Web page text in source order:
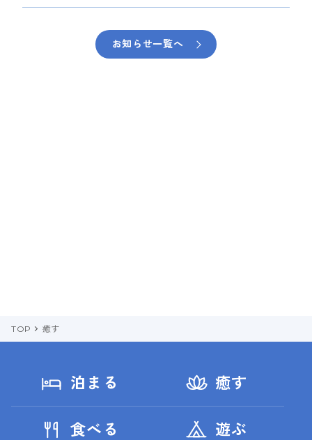
お知らせ一覧へ
TOP 癒す
泊まる 癒す
食べる 遊ぶ